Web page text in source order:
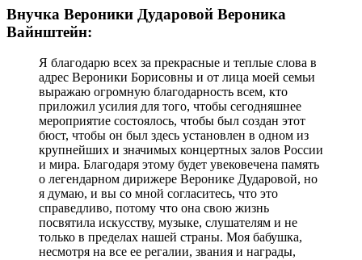
Внучка Вероники Дударовой Вероника
Вайнштейн:
Я благодарю всех за прекрасные и теплые слова в
адрес Вероники Борисовны и от лица моей семьи
выражаю огромную благодарность всем, кто
приложил усилия для того, чтобы сегодняшнее
мероприятие состоялось, чтобы был создан этот
бюст, чтобы он был здесь установлен в одном из
крупнейших и значимых концертных залов России
и мира. Благодаря этому будет увековечена память
о легендарном дирижере Веронике Дударовой, но
я думаю, и вы со мной согласитесь, что это
справедливо, потому что она свою жизнь
посвятила искусству, музыке, слушателям и не
только в пределах нашей страны. Моя бабушка,
несмотря на все ее регалии, звания и награды,